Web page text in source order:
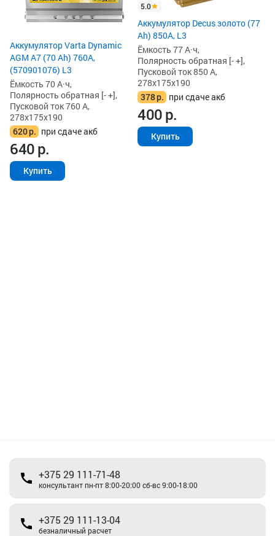
Аккумулятор Varta Dynamic
AGM A7 (70 Ah) 760A,
(570901076) L3
Ёмкость 70 А·ч,
Полярность обратная [- +],
Пусковой ток 760 А,
278x175x190
620р. при сдаче акб
640р.
Купить
5.0
Аккумулятор Decus золото (77
Ah) 850А, L3
Ёмкость 77 А·ч,
Полярность обратная [- +],
Пусковой ток 850 А,
278x175x190
378р. при сдаче акб
400р.
Купить
+375 29 111-71-48
консультант пн-пт 8:00-20:00 сб-вс 9:00-18:00
+375 29 111-13-04
безналичный расчет